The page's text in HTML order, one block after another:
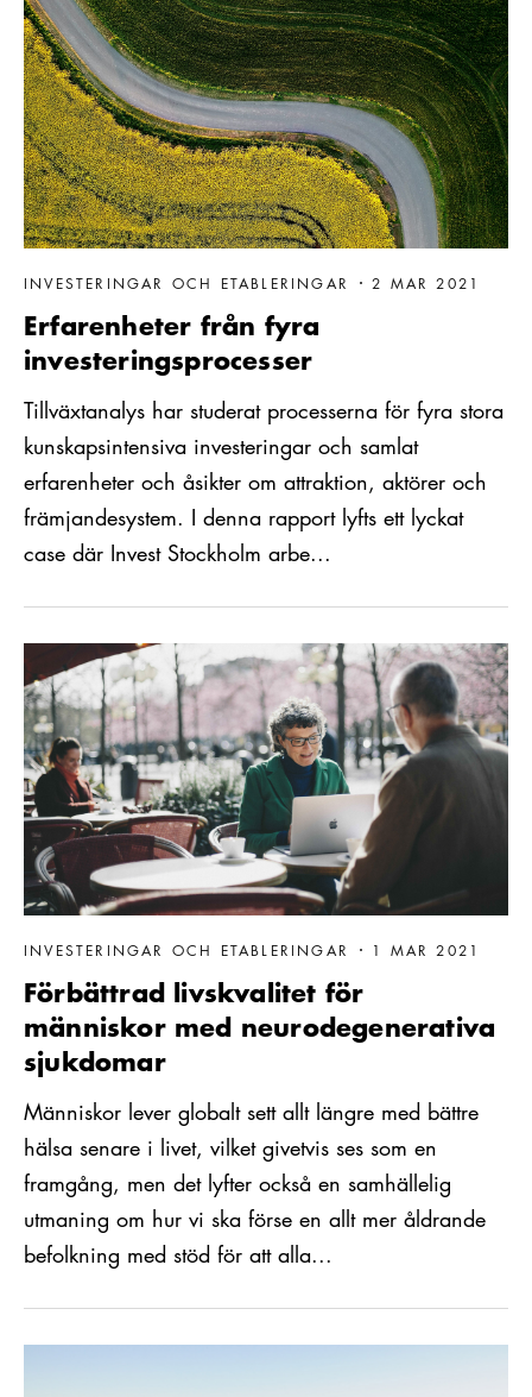
INVESTERINGAR OCH ETABLERINGAR 2 MAR 2021
Erfarenheter från fyra
investeringsprocesser
Tillväxtanalys har studerat processerna för fyra stora
kunskapsintensiva investeringar och samlat
erfarenheter och åsikter om attraktion, aktörer och
främjandesystem. I denna rapport lyfts ett lyckat
case där Invest Stockholm arbe...
INVESTERINGAR OCH ETABLERINGAR 1 MAR 2021
Förbättrad livskvalitet för
människor med neurodegenerativa
sjukdomar
Människor lever globalt sett allt längre med bättre
hälsa senare i livet, vilket givetvis ses som en
framgång, men det lyfter också en samhällelig
utmaning om hur vi ska förse en allt mer åldrande
befolkning med stöd för att alla...
Läs mer om Förbättrad livskvalitet för människor med
Läs mer om Multinationella företag etablerar i stor